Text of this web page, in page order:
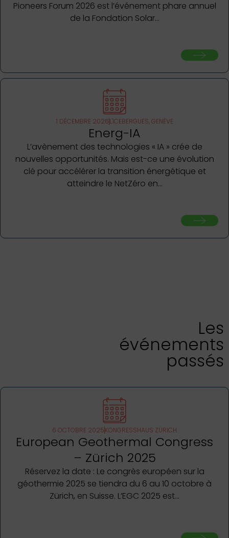
Pioneers Forum 2026 est l’événement phare annuel
de la Fondation Solar…
1 DÉCEMBRE 2026L'ICEBERGUES, GENÈVE
Energ-IA
L’avènement des technologies « IA » crée de
nouvelles opportunités. Mais est-ce une évolution
clé pour accélérer la transition énergétique et
atteindre le NetZéro en…
Les
événements
passés
6 OCTOBRE 2025KONGRESSHAUS ZÜRICH
European Geothermal Congress
– Zürich 2025
Réservez la date : Le congrès européen sur la
géothermie 2025 se tiendra du 6 au 10 octobre à
Zürich, en Suisse. L’EGC 2025 est…